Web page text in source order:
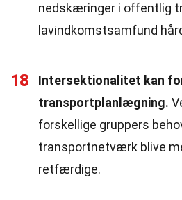
nedskæringer i offentlig
lavindkomstsamfund
18
Intersektionalitet kan
transportplanlægning.
forskellige gruppers
transportnetværk blive
retfærdige.